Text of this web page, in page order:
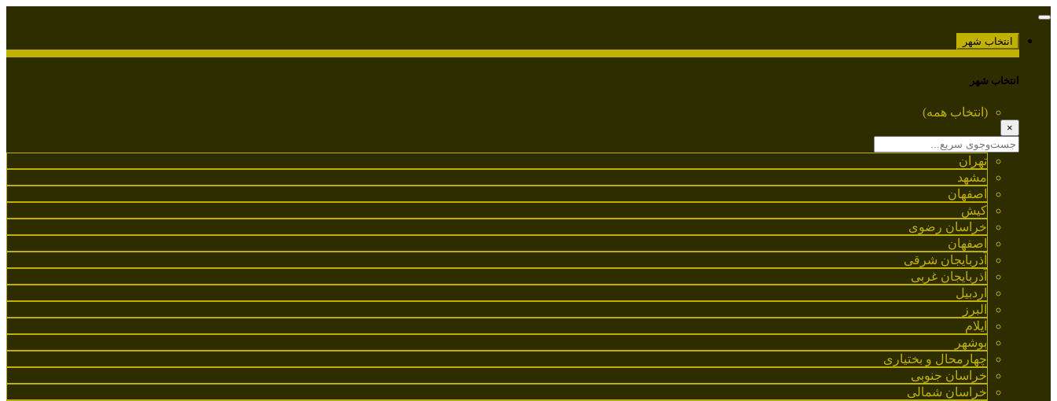
انتخاب شهر
انتخاب شهر
(انتخاب همه)
×
تهران
مشهد
اصفهان
کیش
خراسان رضوی
اصفهان
آذربایجان شرقی
آذربایجان غربی
اردبیل
البرز
ایلام
بوشهر
چهارمحال و بختیاری
خراسان جنوبی
خراسان شمالی